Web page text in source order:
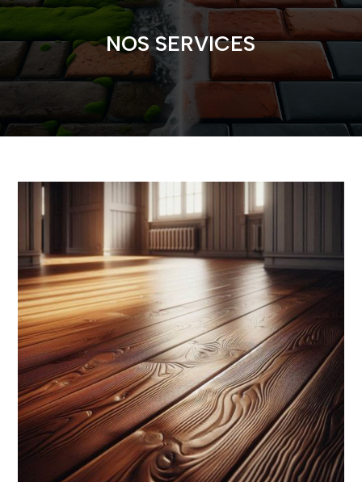
NOS SERVICES